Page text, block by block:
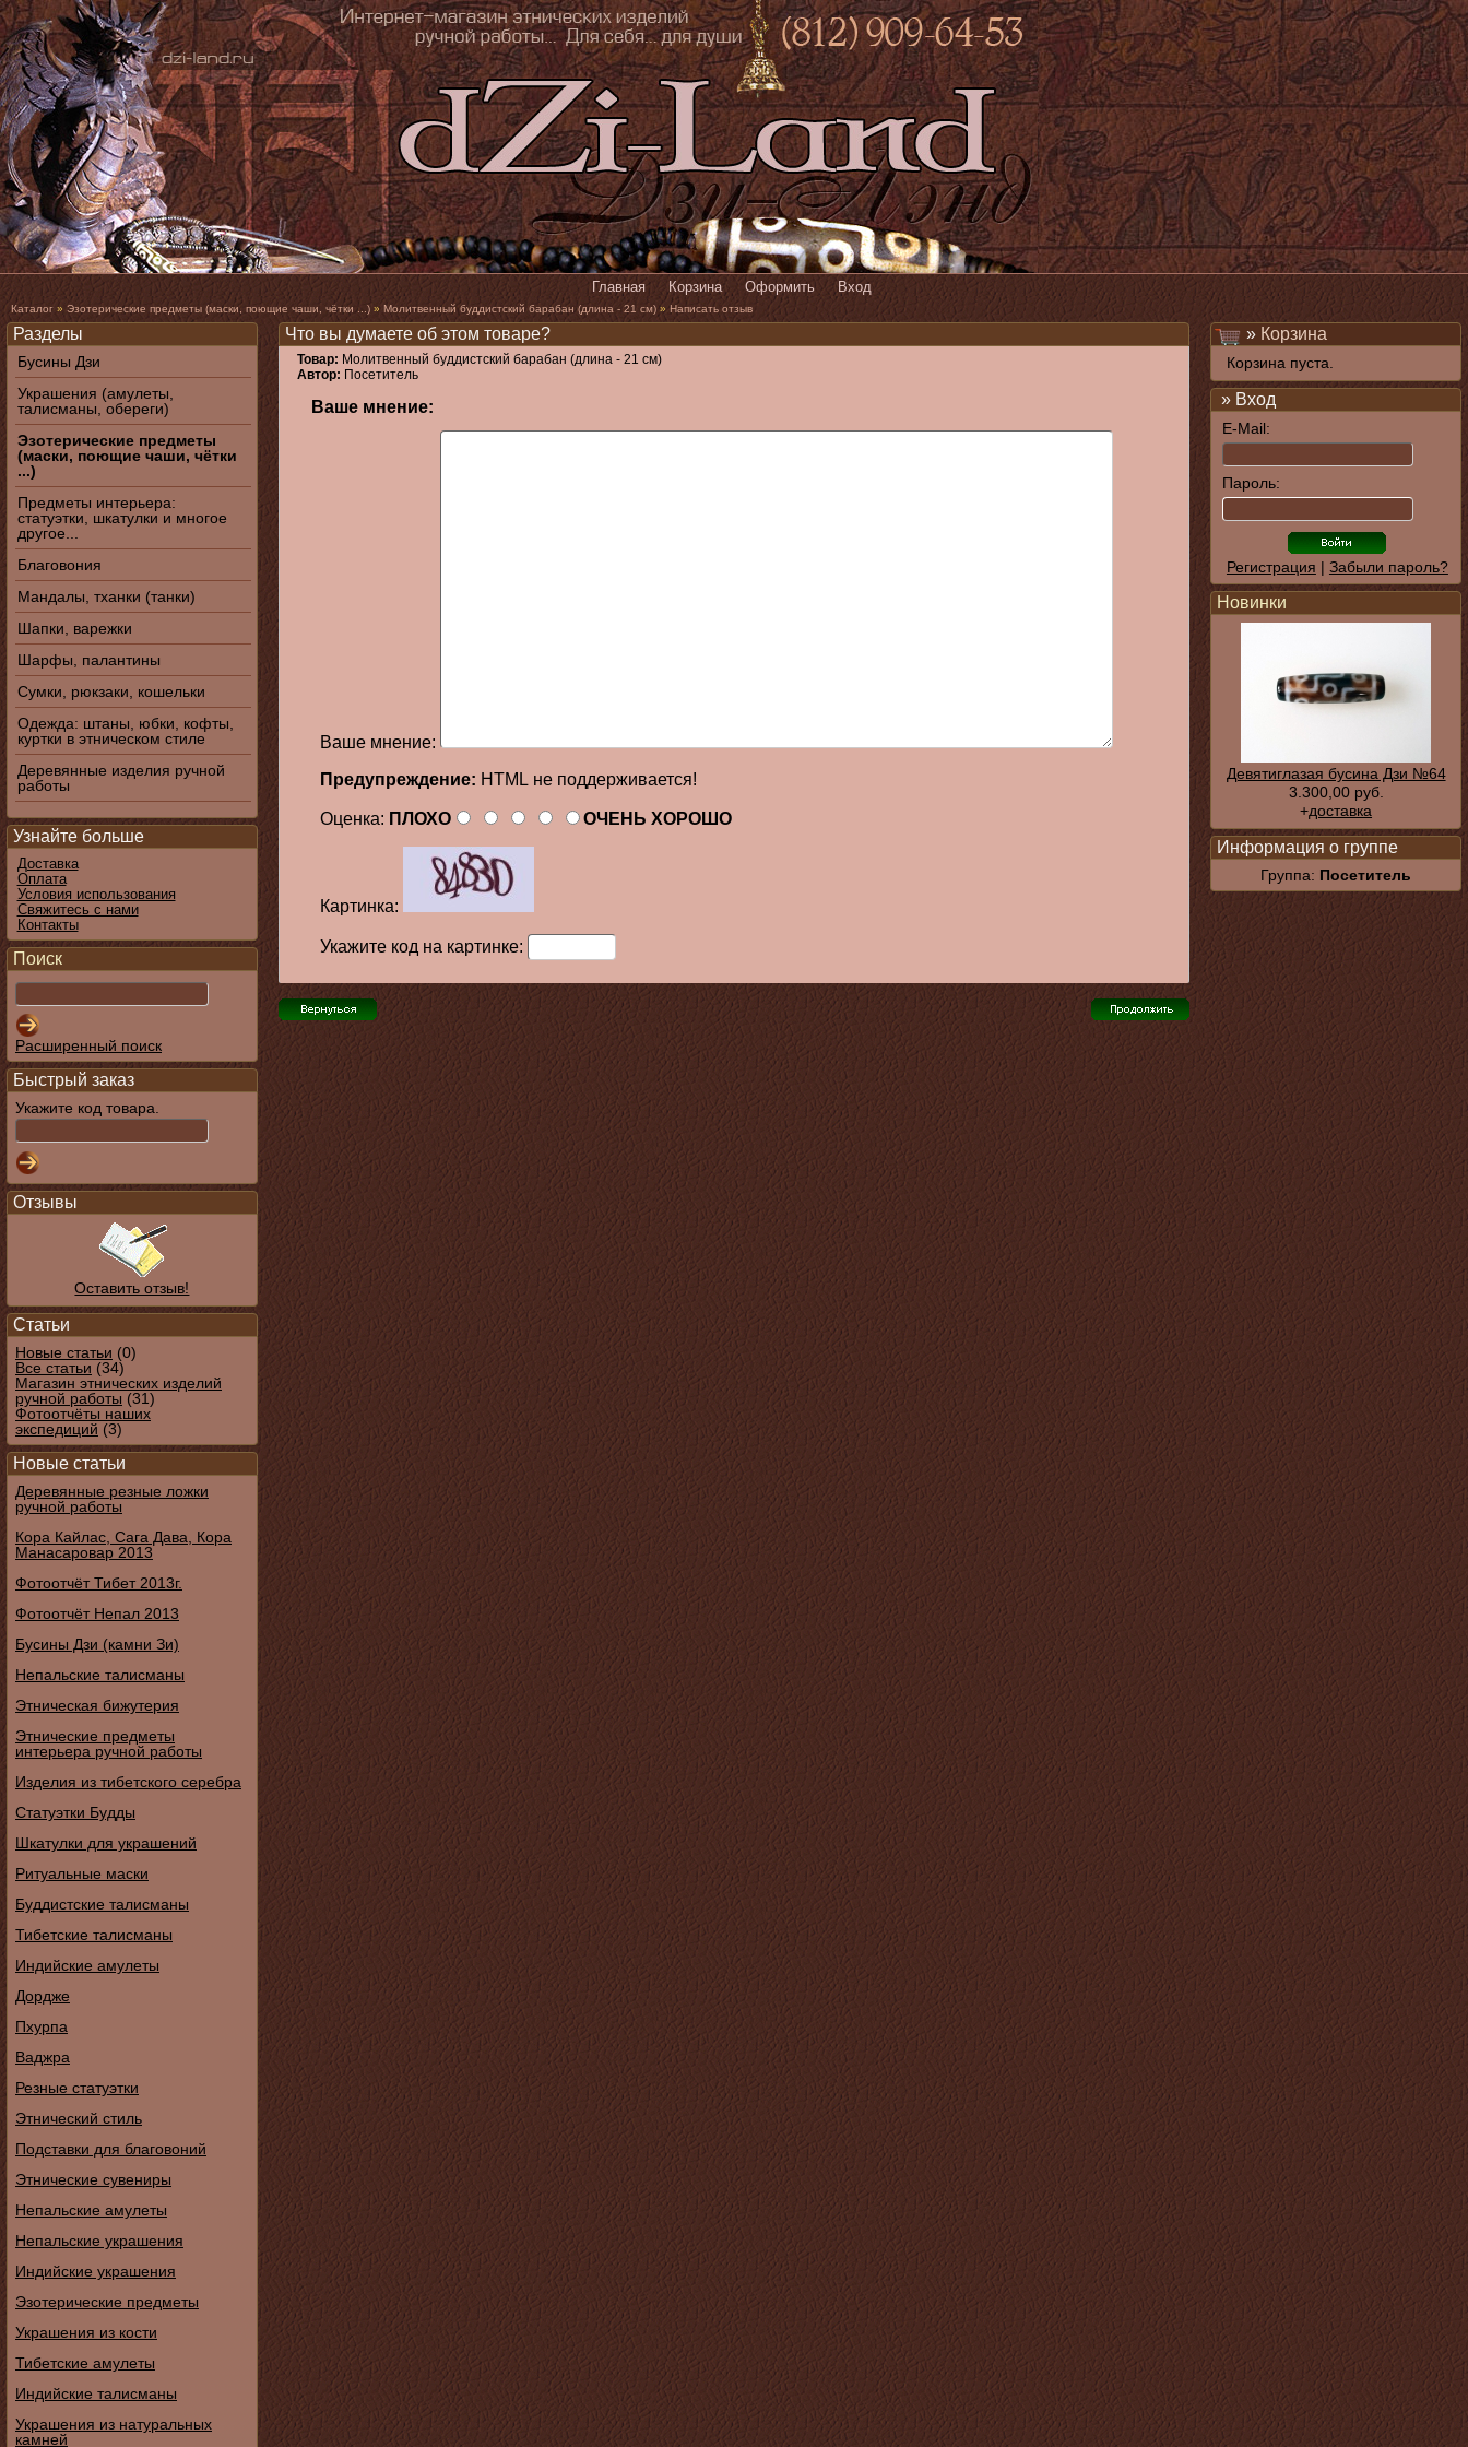
Главная Корзина Оформить Вход
Каталог » Эзотерические предметы (маски, поющие чаши, чётки ...) » Молитвенный буддистский барабан (длина - 21 см) » Написать отзыв
Что вы думаете об этом товаре?
Товар: Молитвенный буддистский барабан (длина - 21 см)
Автор: Посетитель
Ваше мнение:
Ваше мнение:
Предупреждение: HTML не поддерживается!
Оценка: ПЛОХО ОЧЕНЬ ХОРОШО
Картинка:
Укажите код на картинке:
Разделы
Бусины Дзи
Украшения (амулеты,
талисманы, обереги)
Эзотерические предметы
(маски, поющие чаши, чётки
...)
Предметы интерьера:
статуэтки, шкатулки и многое
другое...
Благовония
Мандалы, тханки (танки)
Шапки, варежки
Шарфы, палантины
Сумки, рюкзаки, кошельки
Одежда: штаны, юбки, кофты,
куртки в этническом стиле
Деревянные изделия ручной
работы
Узнайте больше
Доставка
Оплата
Условия использования
Свяжитесь с нами
Контакты
Поиск
Расширенный поиск
Быстрый заказ
Укажите код товара.
Отзывы
Оставить отзыв!
Статьи
Новые статьи (0)
Все статьи (34)
Магазин этнических изделий
ручной работы (31)
Фотоотчёты наших
экспедиций (3)
Новые статьи
Деревянные резные ложки
ручной работы
Кора Кайлас, Сага Дава, Кора
Манасаровар 2013
Фотоотчёт Тибет 2013г.
Фотоотчёт Непал 2013
Бусины Дзи (камни Зи)
Непальские талисманы
Этническая бижутерия
Этнические предметы
интерьера ручной работы
Изделия из тибетского серебра
Статуэтки Будды
Шкатулки для украшений
Ритуальные маски
Буддистские талисманы
Тибетские талисманы
Индийские амулеты
Дордже
Пхурпа
Ваджра
Резные статуэтки
Этнический стиль
Подставки для благовоний
Этнические сувениры
Непальские амулеты
Непальские украшения
Индийские украшения
Эзотерические предметы
Украшения из кости
Тибетские амулеты
Индийские талисманы
Украшения из натуральных
камней
» Корзина
Корзина пуста.
» Вход
E-Mail:
Пароль:
Регистрация | Забыли пароль?
Новинки
Девятиглазая бусина Дзи №64
3.300,00 руб.
+доставка
Информация о группе
Группа: Посетитель